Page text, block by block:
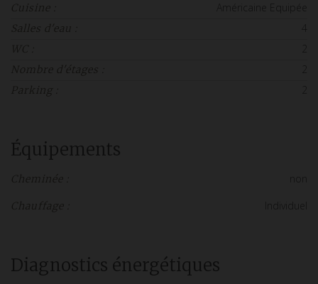
Cuisine :
Salles d'eau : 4
WC :
Nombre d'étages :
Parking :
Équipements
Cheminée :
Chauffage :
Diagnostics énergétiques